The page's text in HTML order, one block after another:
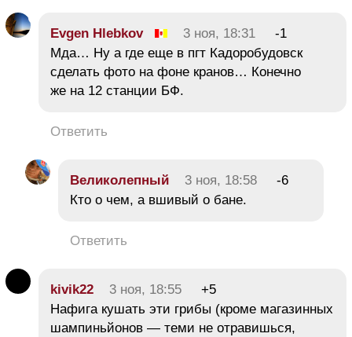
Evgen Hlebkov 3 ноя, 18:31
-1
Мда… Ну а где еще в пгт Кадоробудовск
сделать фото на фоне кранов… Конечно
же на 12 станции БФ.
Ответить
Великолепный 3 ноя, 18:58
-6
Кто о чем, а вшивый о бане.
Ответить
kivik22 3 ноя, 18:55
+5
Нафига кушать эти грибы (кроме магазинных
шампиньйонов — теми не отравишься,